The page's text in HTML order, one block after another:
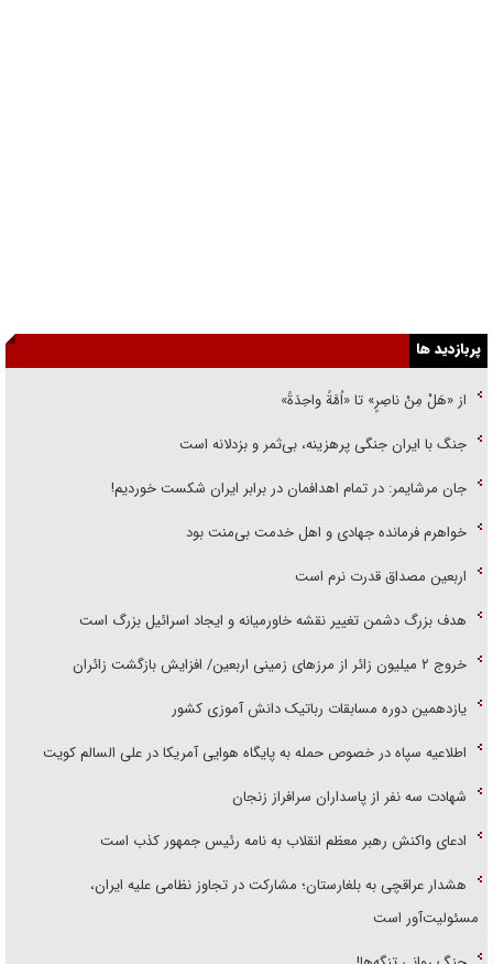
پربازدید ها
از «هَلْ مِنْ ناصِرٍ» تا «اُمَّةً واحِدَةً»
جنگ با ایران جنگی پرهزینه، بی‌ثمر و بزدلانه است
جان مرشایمر: در تمام اهدافمان در برابر ایران شکست خوردیم!
خواهرم فرمانده جهادی و اهل خدمت بی‌منت بود
اربعین مصداق قدرت نرم است
هدف بزرگ دشمن تغییر نقشه خاورمیانه و ایجاد اسرائیل بزرگ است
‌خروج ۲ میلیون زائر از مرز‌های زمینی اربعین/ افزایش بازگشت زائران
یازدهمین دوره مسابقات رباتیک دانش آموزی کشور
اطلاعیه سپاه در خصوص حمله به پایگاه هوایی آمریکا در علی السالم کویت
شهادت سه نفر از پاسداران سرافراز زنجان
ادعای واکنش رهبر معظم انقلاب به نامه رئیس جمهور کذب است
هشدار عراقچی به بلغارستان؛ مشارکت در تجاوز نظامی علیه ایران،
مسئولیت‌آور است